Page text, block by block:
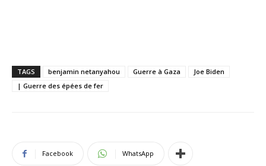
TAGS benjamin netanyahou Guerre à Gaza
Joe Biden
| Guerre des épées de fer
Facebook WhatsApp